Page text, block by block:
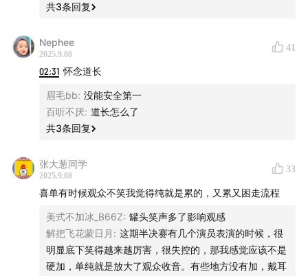
共3条回复
Nephee
2025.9.08
41
02:31 怀念道长
眉毛bb: 没能安全第一
百听不厌: 道长怎么了
共3条回复
张大葱同学
2025.9.08
33
喜单有时候观众不笑我觉得纯就是累的，又累又困走流程
美式不加冰_B66Z: 罐头笑声多了影响观感
解把飞花蒙日月 : 这期半决赛有几个演员表演的时候，很
明显底下笑得越来越厉害，很失控的，那我感觉应该不是
硬加，单纯就是放大了观众收音。有些地方没有加，戴耳